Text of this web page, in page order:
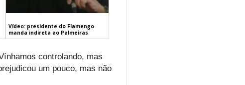
Vídeo: presidente do Flamengo
manda indireta ao Palmeiras
controlando, mas
um pouco, mas não